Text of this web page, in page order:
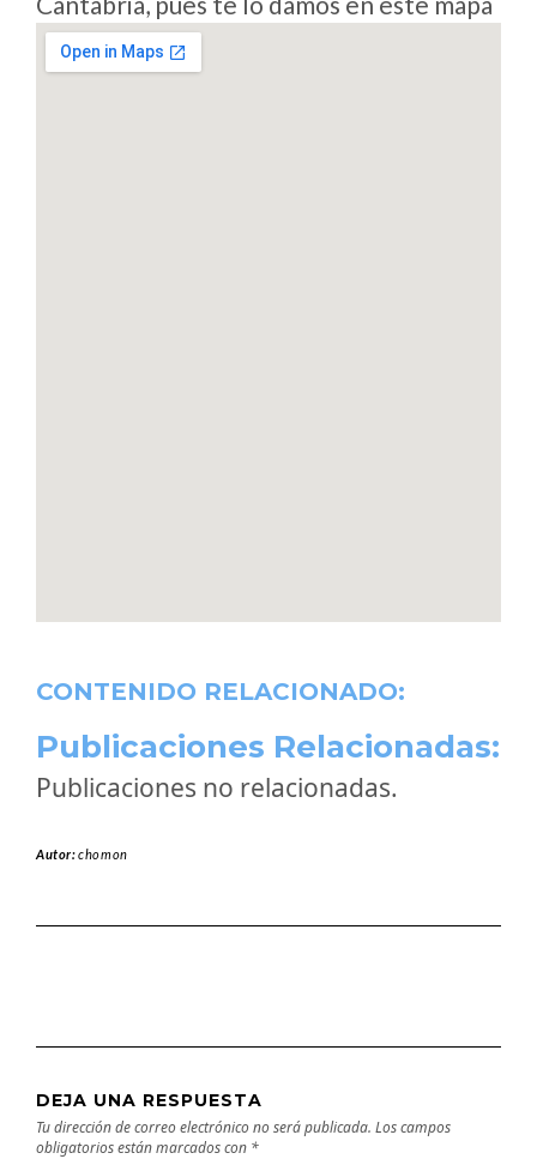
CONTENIDO RELACIONADO:
Publicaciones Relacionadas:
Publicaciones no relacionadas.
Autor:chomon
DEJA UNA RESPUESTA
Tu dirección de correo electrónico no será publicada. Los campos
obligatorios están marcados con *